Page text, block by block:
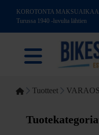
KOROTONTA MAKSUAIKAA
Turussa 1940 -luvulta lähtien
Tuotteet